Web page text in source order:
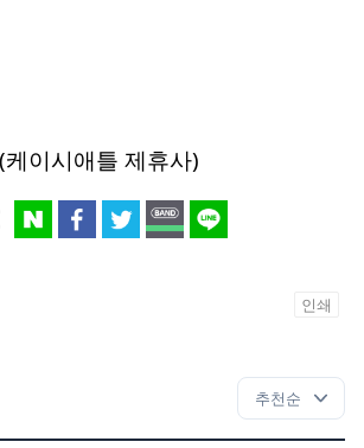
이시애틀 제휴사)
인쇄